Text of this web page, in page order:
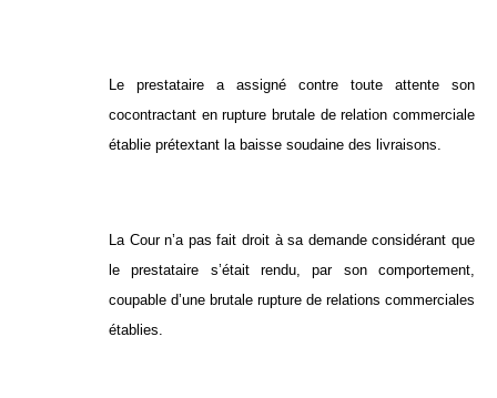
Le prestataire a assigné contre toute attente son
cocontractant en rupture brutale de relation commerciale
établie prétextant la baisse soudaine des livraisons.
La Cour n’a pas fait droit à sa demande considérant que
le prestataire s’était rendu, par son comportement,
coupable d’une brutale rupture de relations commerciales
établies.